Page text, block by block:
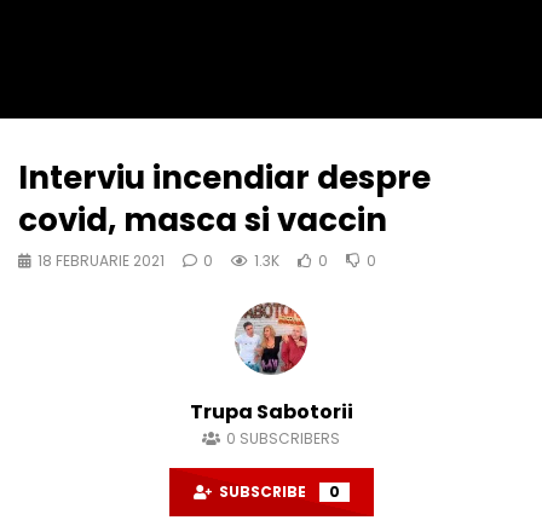
Interviu incendiar despre
covid, masca si vaccin
18 FEBRUARIE 2021 0 1.3K 0 0
Trupa Sabotorii
0 SUBSCRIBERS
SUBSCRIBE 0